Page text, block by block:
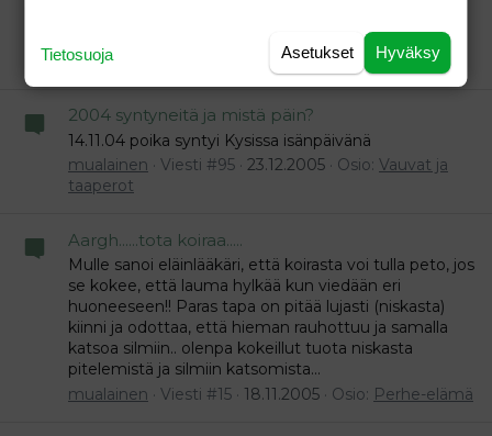
Osio:
elämä
2004 syntyneitä ja mistä päin?
14.11.04 poika syntyi Kysissa isänpäivänä
mualainen
Viesti #95 23.12.2005 Osio: Vauvat ja
taaperot
Aargh......tota koiraa.....
Mulle sanoi eläinlääkäri, että koirasta voi tulla peto, jos
se kokee, että lauma hylkää kun viedään eri
huoneeseen!! Paras tapa on pitää lujasti (niskasta)
kiinni ja odottaa, että hieman rauhottuu ja samalla
katsoa silmiin.. olenpa kokeillut tuota niskasta
pitelemistä ja silmiin katsomista...
mualainen
Viesti #15 18.11.2005 Osio: Perhe-elämä
Hyväksy
Asetukset
Tietosuoja